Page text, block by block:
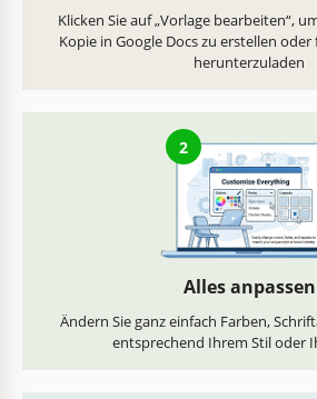
Klicken Sie auf „Vorlage bearbeiten“,
Kopie in Google Docs zu erstellen
herunterzuladen
2
Alles anpassen
Ändern Sie ganz einfach Farben,
entsprechend Ihrem Stil oder